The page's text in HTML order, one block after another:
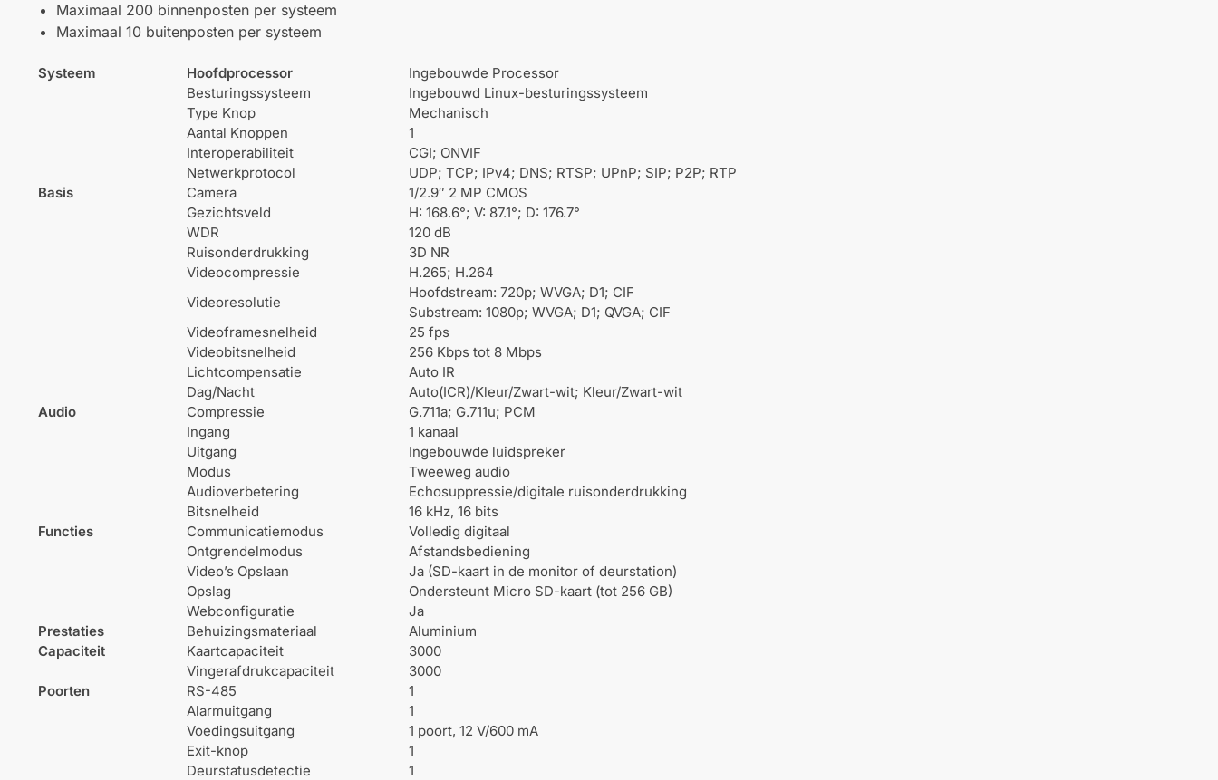
Maximaal 200 binnenposten per systeem
Maximaal 10 buitenposten per systeem
Systeem Hoofdprocessor
Ingebouwde Processor
Besturingssysteem
Ingebouwd Linux-besturingssysteem
Type Knop
Mechanisch
Aantal Knoppen
1
Interoperabiliteit
CGI; ONVIF
Netwerkprotocol
UDP; TCP; IPv4; DNS; RTSP; UPnP; SIP; P2P; RTP
Basis
Camera
1/2.9″ 2 MP CMOS
Gezichtsveld
H: 168.6°; V: 87.1°; D: 176.7°
WDR
120 dB
Ruisonderdrukking
3D NR
Videocompressie
H.265; H.264
Videoresolutie
Hoofdstream: 720p; WVGA; D1; CIF
Substream: 1080p; WVGA; D1; QVGA; CIF
Videoframesnelheid
25 fps
Videobitsnelheid
256 Kbps tot 8 Mbps
Lichtcompensatie
Auto IR
Dag/Nacht
Auto(ICR)/Kleur/Zwart-wit; Kleur/Zwart-wit
Audio
Compressie
G.711a; G.711u; PCM
Ingang
1 kanaal
Uitgang
Ingebouwde luidspreker
Modus
Tweeweg audio
Audioverbetering
Echosuppressie/digitale ruisonderdrukking
Bitsnelheid
16 kHz, 16 bits
Functies
Communicatiemodus
Volledig digitaal
Ontgrendelmodus
Afstandsbediening
Video’s Opslaan
Ja (SD-kaart in de monitor of deurstation)
Opslag
Ondersteunt Micro SD-kaart (tot 256 GB)
Webconfiguratie
Ja
Prestaties
Behuizingsmateriaal
Aluminium
Capaciteit
Kaartcapaciteit
3000
Vingerafdrukcapaciteit
3000
Poorten
RS-485
1
Alarmuitgang
1
Voedingsuitgang
1 poort, 12 V/600 mA
Exit-knop
1
Deurstatusdetectie
1